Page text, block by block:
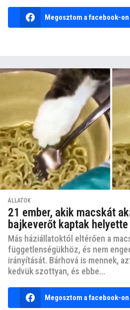
Megosztom a facebook-on
ÁLLATOK
21 ember, akik macskát
bajkeverőt kaptak helyette
Más háziállatoktól eltérően a
függetlenségükhöz, és nem
irányítását. Bárhová is mennek,
kedvük szottyan, és ebbe...
Megosztom a facebook-on